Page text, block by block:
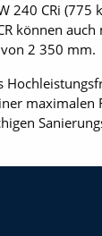
240 CRi
können
2 350 mm.